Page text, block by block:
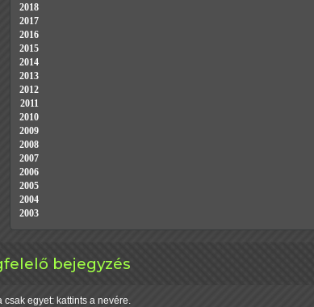
bejegyzés
egyet: kattints a nevére.
2018
2017
2016
2015
2014
2013
2012
2011
2010
2009
2008
2007
2006
2005
2004
2003